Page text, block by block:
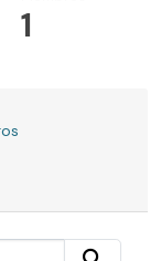
1